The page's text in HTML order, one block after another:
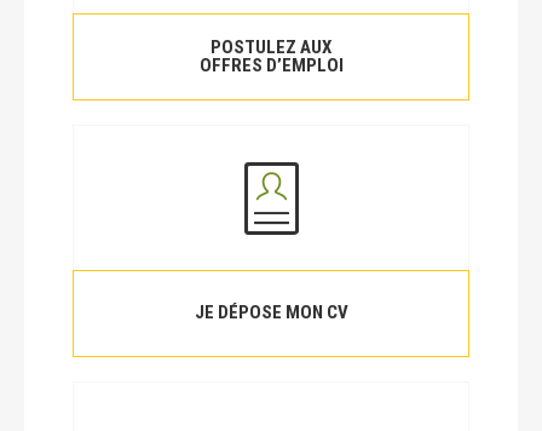
POSTULEZ AUX
OFFRES D’EMPLOI
JE DÉPOSE MON CV